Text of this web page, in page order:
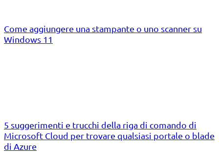
Come aggiungere una stampante o uno scanner su
Windows 11
5 suggerimenti e trucchi della riga di comando di
Microsoft Cloud per trovare qualsiasi portale o blade
di Azure